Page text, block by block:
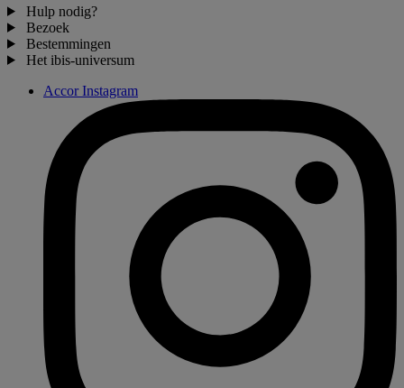
Hulp nodig?
Bezoek
Bestemmingen
Het ibis-universum
Accor Instagram